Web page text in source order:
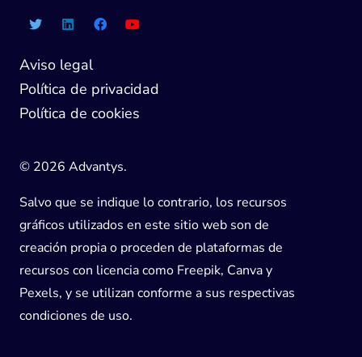
Aviso legal
Política de privacidad
Política de cookies
© 2026 Advantys.
Salvo que se indique lo contrario, los recursos
gráficos utilizados en este sitio web son de
creación propia o proceden de plataformas de
recursos con licencia como Freepik, Canva y
Pexels, y se utilizan conforme a sus respectivas
condiciones de uso.